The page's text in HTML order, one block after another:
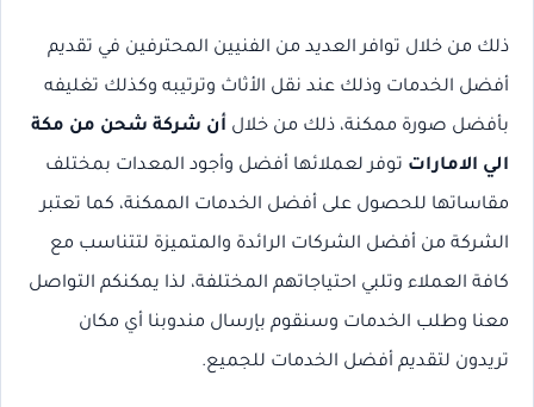
ذلك من خلال توافر العديد من الفنيين المحترفين في تقديم
أفضل الخدمات وذلك عند نقل الأثاث وترتيبه وكذلك تغليفه
بأفضل صورة ممكنة، ذلك من خلال أن شركة شحن من مكة
الي الامارات توفر لعملائها أفضل وأجود المعدات بمختلف
مقاساتها للحصول على أفضل الخدمات الممكنة، كما تعتبر
الشركة من أفضل الشركات الرائدة والمتميزة لتتناسب مع
كافة العملاء وتلبي احتياجاتهم المختلفة، لذا يمكنكم التواصل
معنا وطلب الخدمات وسنقوم بإرسال مندوبنا أي مكان
تريدون لتقديم أفضل الخدمات للجميع.